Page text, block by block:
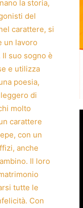
la storia,
del
carattere, si
un lavoro
suo sogno è
e utilizza
poesia,
di
molto
carattere
con un
anche
Il loro
tutte le
Con